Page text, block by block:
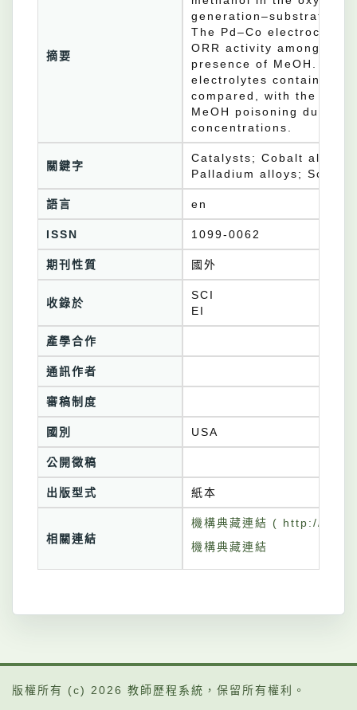
摘要
generation–substrate
The Pd–Co
ORR activity among the
presence of MeOH. The
electrolytes containing
compared, with the
MeOH poisoning during
concentrations.
關鍵字
Catalysts; Cobalt alloys;
Palladium alloys;
語言 en
ISSN 1099-0062
期刊性質 國外
收錄於
SCI
EI
產學合作
通訊作者
審稿制度
國別 USA
公開徵稿
出版型式 紙本
相關連結
機構典藏連結 ( http://
機構典藏連結
版權所有 (c) 2026 教師歷程系統 ，保留所有權利。